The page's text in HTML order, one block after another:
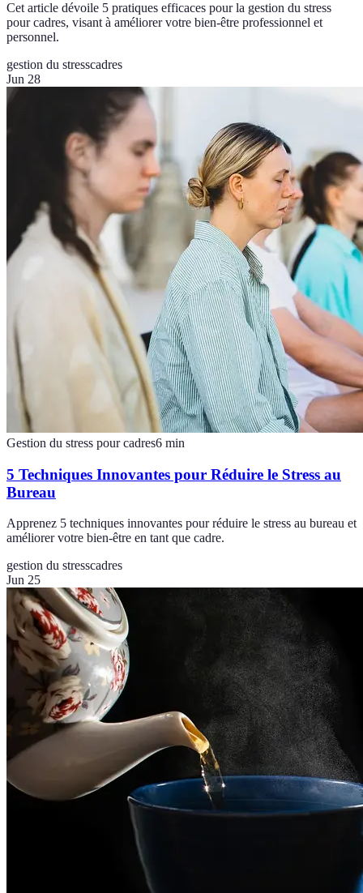
Cet article dévoile 5 pratiques efficaces pour la gestion du stress
pour cadres, visant à améliorer votre bien-être professionnel et
personnel.
gestion du stresscadres
Jun 28
Gestion du stress pour cadres6 min
5 Techniques Innovantes pour Réduire le Stress au
Bureau
Apprenez 5 techniques innovantes pour réduire le stress au bureau et
améliorer votre bien-être en tant que cadre.
gestion du stresscadres
Jun 25